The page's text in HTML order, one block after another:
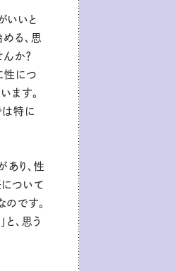
いいと
る、思
か？
性につ
ます。
は特に
あり、性
ついて
です。
、思う